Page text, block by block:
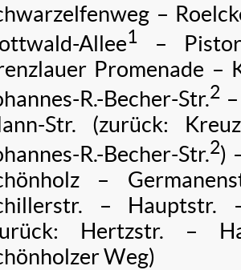
–
Allee1 –
Promenade –
R.-Becher-Str.2
Str. (zurück:
R.-Becher-Str.2)
–
– Hauptstr.
Hertzstr. –
Weg)